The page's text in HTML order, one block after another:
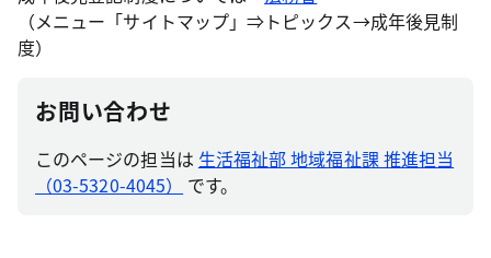
（メニュー「サイトマップ」⇒トピックス→成年後見制
度）
お問い合わせ
このページの担当は 生活福祉部 地域福祉課 推進担当
（03-5320-4045）
です。